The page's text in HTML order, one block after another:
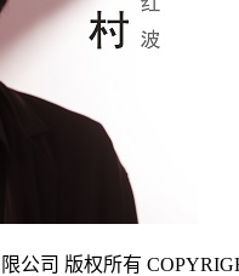
公司 版权所有